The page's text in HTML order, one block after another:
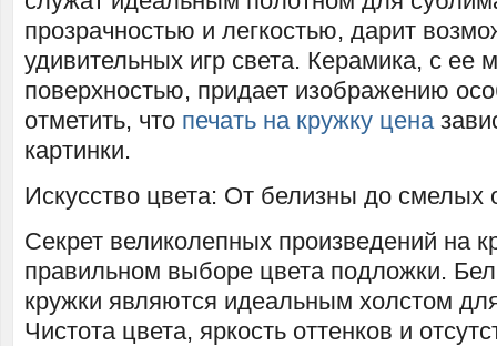
прозрачностью и легкостью, дарит
удивительных игр света. Керамика, с ее
поверхностью, придает изображению
отметить, что печать на кружку цена
картинки.
Искусство цвета: От белизны до смелых
Секрет великолепных произведений на
правильном выборе цвета подложки.
кружки являются идеальным холстом
Чистота цвета, яркость оттенков и